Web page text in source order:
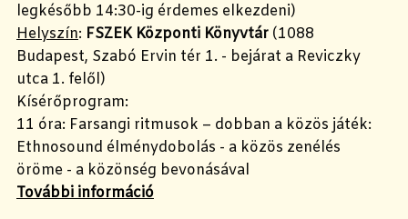
legkésőbb 14:30-ig érdemes elkezdeni)
Helyszín: FSZEK Központi Könyvtár (1088
Budapest, Szabó Ervin tér 1. - bejárat a Reviczky
utca 1. felől)
Kísérőprogram:
11 óra: Farsangi ritmusok – dobban a közös játék:
Ethnosound élménydobolás - a közös zenélés
öröme - a közönség bevonásával
További információ